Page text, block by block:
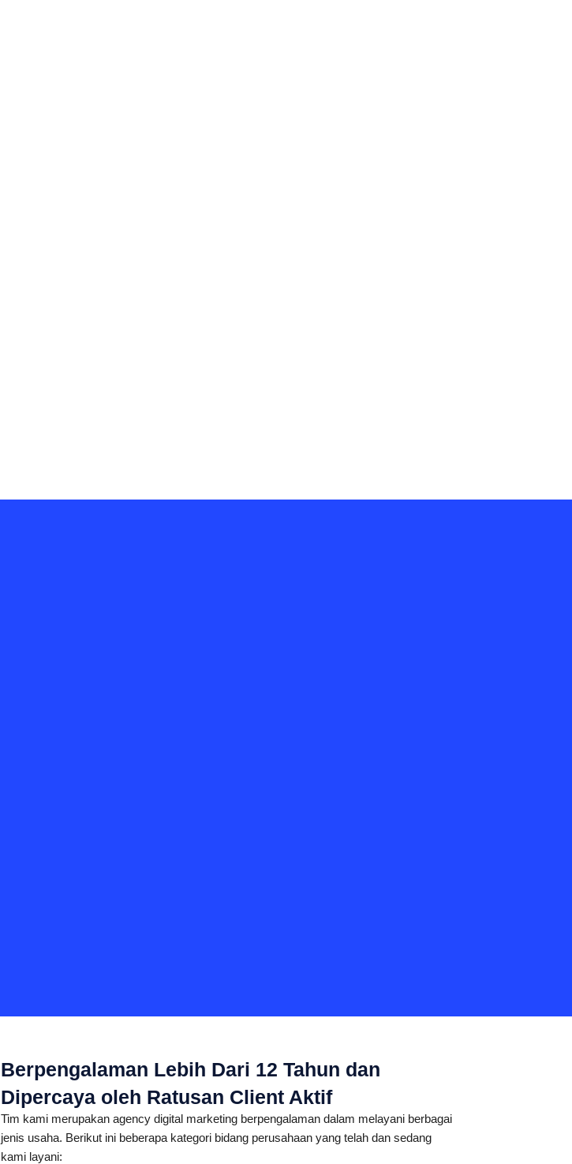
Berpengalaman Lebih Dari 12 Tahun dan
Dipercaya oleh Ratusan Client Aktif
Tim kami merupakan agency digital marketing berpengalaman dalam melayani berbagai
jenis usaha. Berikut ini beberapa kategori bidang perusahaan yang telah dan sedang
kami layani: